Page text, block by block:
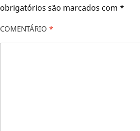
obrigatórios são marcados com *
COMENTÁRIO *